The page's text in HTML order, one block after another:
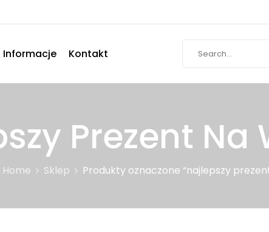
Informacje Kontakt
Prezent Na
Home Sklep Produkty oznaczone “najlepszy